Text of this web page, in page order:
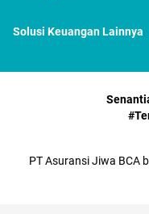
Solusi Keuangan Lainnya
PT Asuransi Jiwa BCA